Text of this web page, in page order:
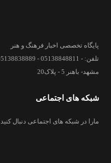
پایگاه تخصصی اخبار فرهنگ و هنر
تلفن: - 05138848811 - 05138838889
مشهد- باهنر 5 - پلاک20
شبکه های اجتماعی
مارا در شبکه های اجتماعی دنبال کنید